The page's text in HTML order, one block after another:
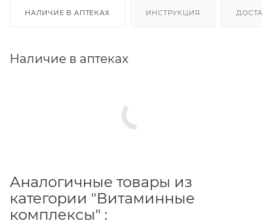
НАЛИЧИЕ В АПТЕКАХ ИНСТРУКЦИЯ
Наличие в аптеках
Аналогичные товары из
категории "Витаминные
комплексы" :